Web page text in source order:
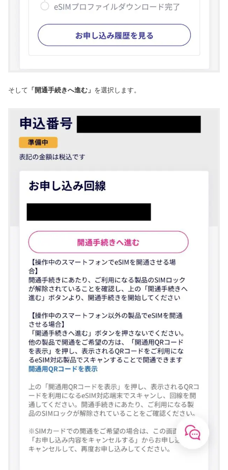
そして 「開通手続きへ進む」 を選択します。